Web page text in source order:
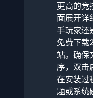
更高的竞
面展开详
手玩家还
免费下载
站。确保
序，双击
在安装过
题或系统